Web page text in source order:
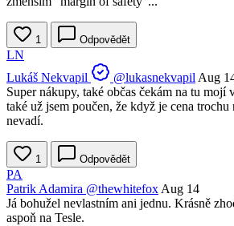
1 Odpovědět
LN
Lukáš Nekvapil
@lukasnekvapil Aug
Super nákupy, také občas čekám na tu mojí
také už jsem poučen, že když je cena trochu
nevadí.
1 Odpovědět
PA
Patrik Adamira @thewhitefox Aug 14
Já bohužel nevlastním ani jednu. Krásně
aspoň na Tesle.